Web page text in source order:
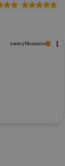
zweryfikowano